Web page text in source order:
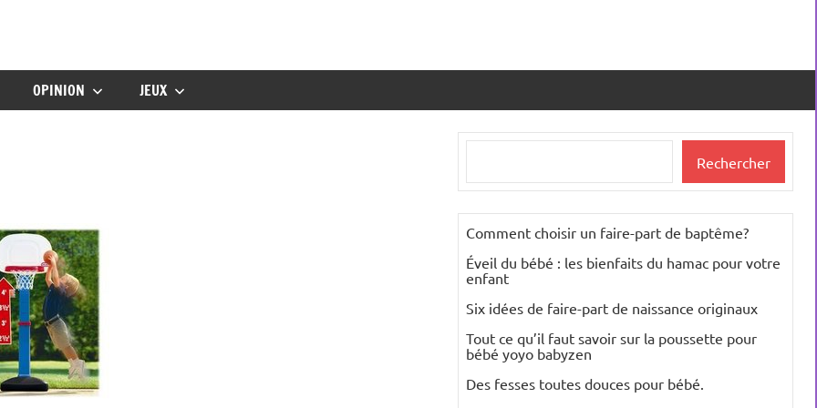
OPINION JEUX
Rechercher
Comment choisir un faire-part de baptême?
Éveil du bébé : les bienfaits du hamac pour votre
enfant
Six idées de faire-part de naissance originaux
Tout ce qu’il faut savoir sur la poussette pour
bébé yoyo babyzen
Des fesses toutes douces pour bébé.